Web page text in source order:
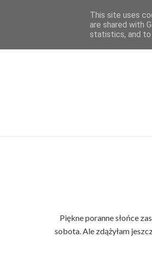
Piękne poranne słońce
sobota. Ale zdążyłam
This site uses
are shared with
statistics, and to